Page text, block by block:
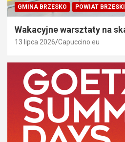
GMINA BRZESKO POWIAT BRZESKI
Wakacyjne warsztaty na
13 lipca 2026 Capuccino.eu